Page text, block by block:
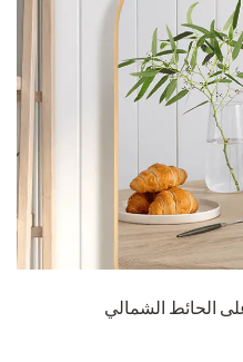
الحائط الشمالي